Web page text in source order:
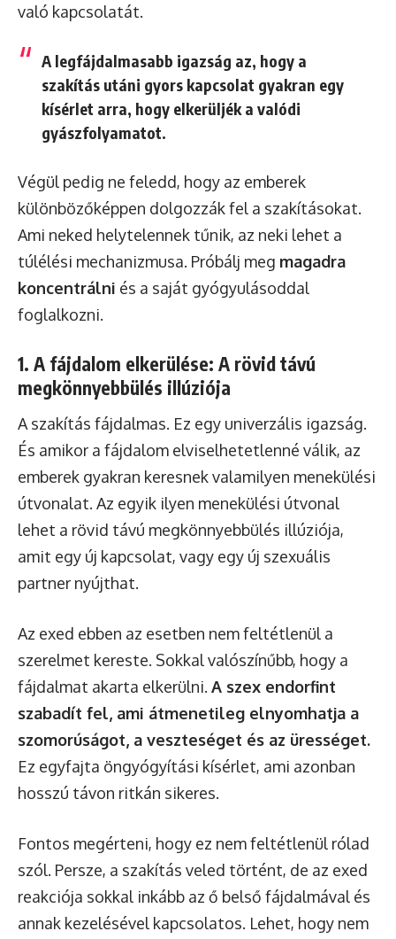
való kapcsolatát.
A legfájdalmasabb igazság az, hogy a
szakítás utáni gyors kapcsolat gyakran egy
kísérlet arra, hogy elkerüljék a valódi
gyászfolyamatot.
Végül pedig ne feledd, hogy az emberek
különbözőképpen dolgozzák fel a szakításokat.
Ami neked helytelennek tűnik, az neki lehet a
túlélési mechanizmusa. Próbálj meg magadra
koncentrálni és a saját gyógyulásoddal
foglalkozni.
1. A fájdalom elkerülése: A rövid távú
megkönnyebbülés illúziója
A szakítás fájdalmas. Ez egy univerzális igazság.
És amikor a fájdalom elviselhetetlenné válik, az
emberek gyakran keresnek valamilyen menekülési
útvonalat. Az egyik ilyen menekülési útvonal
lehet a rövid távú megkönnyebbülés illúziója,
amit egy új kapcsolat, vagy egy új szexuális
partner nyújthat.
Az exed ebben az esetben nem feltétlenül a
szerelmet kereste. Sokkal valószínűbb, hogy a
fájdalmat akarta elkerülni. A szex endorfint
szabadít fel, ami átmenetileg elnyomhatja a
szomorúságot, a veszteséget és az ürességet.
Ez egyfajta öngyógyítási kísérlet, ami azonban
hosszú távon ritkán sikeres.
Fontos megérteni, hogy ez nem feltétlenül rólad
szól. Persze, a szakítás veled történt, de az exed
reakciója sokkal inkább az ő belső fájdalmával és
annak kezelésével kapcsolatos. Lehet, hogy nem